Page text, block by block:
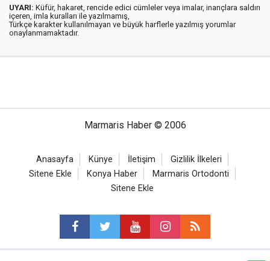
UYARI: Küfür, hakaret, rencide edici cümleler veya imalar, inançlara saldırı
içeren, imla kuralları ile yazılmamış,
Türkçe karakter kullanılmayan ve büyük harflerle yazılmış yorumlar
onaylanmamaktadır.
Marmaris Haber © 2006
Anasayfa Künye İletişim
Gizlilik İlkeleri
Sitene Ekle
Konya Haber
Marmaris Ortodonti
Sitene Ekle